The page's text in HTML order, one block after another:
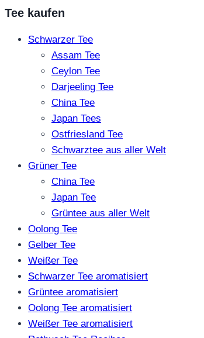
Tee kaufen
Schwarzer Tee
Assam Tee
Ceylon Tee
Darjeeling Tee
China Tee
Japan Tees
Ostfriesland Tee
Schwarztee aus aller Welt
Grüner Tee
China Tee
Japan Tee
Grüntee aus aller Welt
Oolong Tee
Gelber Tee
Weißer Tee
Schwarzer Tee aromatisiert
Grüntee aromatisiert
Oolong Tee aromatisiert
Weißer Tee aromatisiert